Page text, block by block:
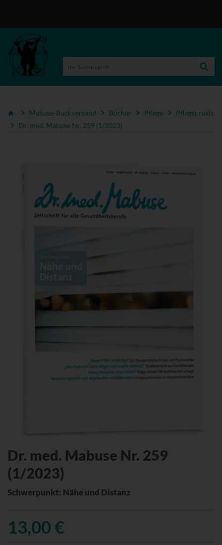
Mabuse-Buchversand Bücher Pflege
Pflegepraxis
Dr. med. Mabuse Nr. 259 (1/2023)
Dr. med. Mabuse Nr. 259
(1/2023)
Schwerpunkt: Nähe und Distanz
13,00 €